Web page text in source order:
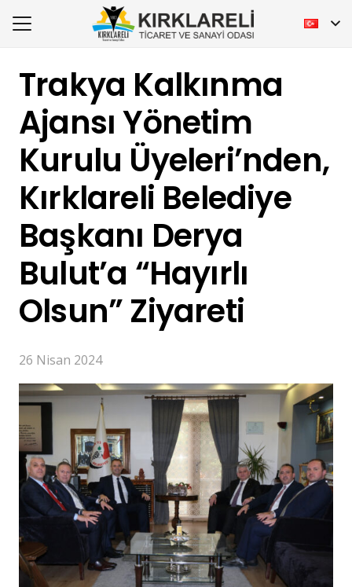
Trakya Kalkınma
Ajansı Yönetim
Kurulu Üyeleri’nden,
Kırklareli Belediye
Başkanı Derya
Bulut’a “Hayırlı
Olsun” Ziyareti
26 Nisan 2024